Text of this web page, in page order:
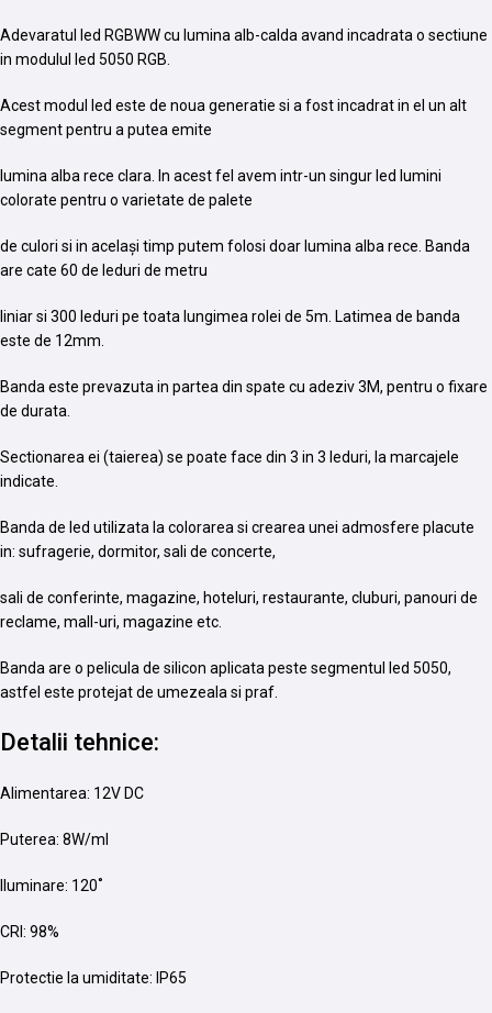
Adevaratul led RGBWW cu lumina alb-calda avand incadrata o sectiune
in modulul led 5050 RGB.
Acest modul led este de noua generatie si a fost incadrat in el un alt
segment pentru a putea emite
lumina alba rece clara. In acest fel avem intr-un singur led lumini
colorate pentru o varietate de palete
de culori si in același timp putem folosi doar lumina alba rece. Banda
are cate 60 de leduri de metru
liniar si 300 leduri pe toata lungimea rolei de 5m. Latimea de banda
este de 12mm.
Banda este prevazuta in partea din spate cu adeziv 3M, pentru o fixare
de durata.
Sectionarea ei (taierea) se poate face din 3 in 3 leduri, la marcajele
indicate.
Banda de led utilizata la colorarea si crearea unei admosfere placute
in: sufragerie, dormitor, sali de concerte,
sali de conferinte, magazine, hoteluri, restaurante, cluburi, panouri de
reclame, mall-uri, magazine etc.
Banda are o pelicula de silicon aplicata peste segmentul led 5050,
astfel este protejat de umezeala si praf.
Detalii tehnice:
Alimentarea: 12V DC
Puterea: 8W/ml
Iluminare: 120˚
CRI: 98%
Protectie la umiditate: IP65